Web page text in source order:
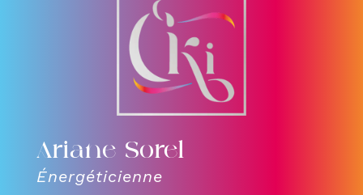
Ariane Sorel
Énergéticienne